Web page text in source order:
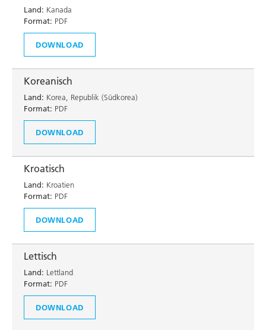
Land: Kanada
Format: PDF
DOWNLOAD
Koreanisch
Land: Korea, Republik (Südkorea)
Format: PDF
DOWNLOAD
Kroatisch
Land: Kroatien
Format: PDF
DOWNLOAD
Lettisch
Land: Lettland
Format: PDF
DOWNLOAD